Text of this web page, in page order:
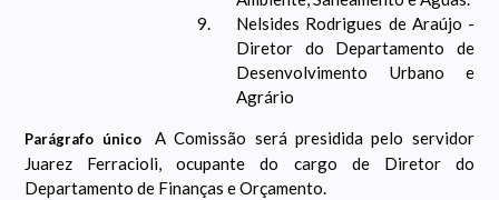
Nelsides Rodrigues de Araújo -
Diretor do Departamento de
Desenvolvimento Urbano e
Agrário
Parágrafo único
A Comissão será presidida pelo servidor
Juarez Ferracioli, ocupante do cargo de Diretor do
Departamento de Finanças e Orçamento.